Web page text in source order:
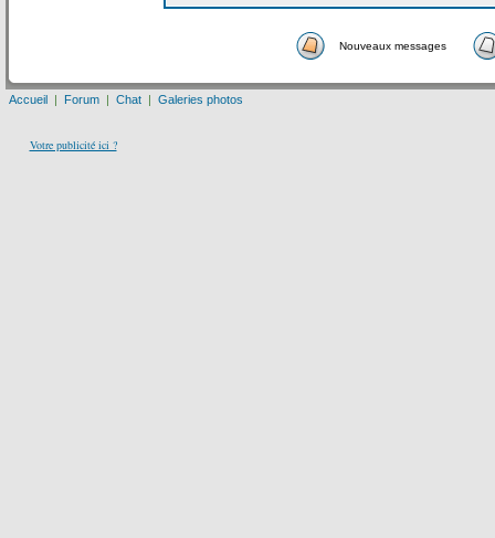
Nouveaux messages
Accueil | Forum | Chat | Galeries photos
Votre publicité ici ?